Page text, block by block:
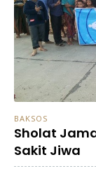
BAKSOS
Sholat
Sakit Jiwa